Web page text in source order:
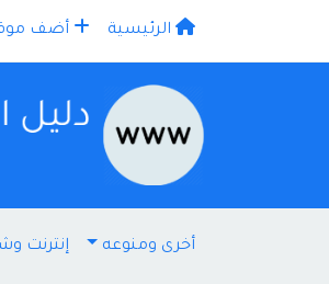
الرئيسية أضف
أخرى ومنوعه إنترنت